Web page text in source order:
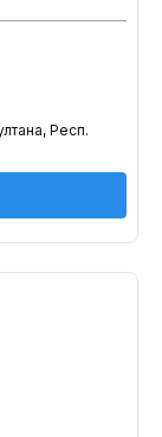
Респ.